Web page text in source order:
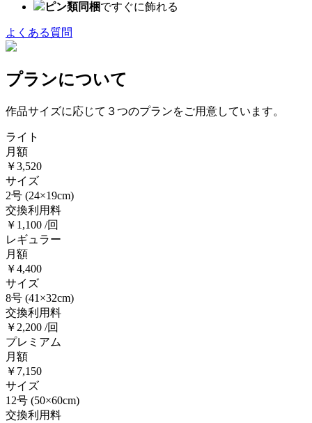
ピン類同梱ですぐに飾れる
よくある質問
プランについて
作品サイズに応じて３つのプランをご用意しています。
ライト
月額
￥3,520
サイズ
2号 (24×19cm)
交換利用料
￥1,100 /回
レギュラー
月額
￥4,400
サイズ
8号 (41×32cm)
交換利用料
￥2,200 /回
プレミアム
月額
￥7,150
サイズ
12号 (50×60cm)
交換利用料